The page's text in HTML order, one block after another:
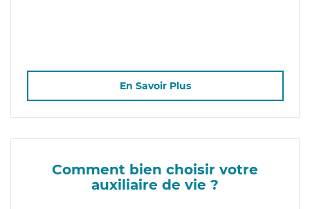
En Savoir Plus
Comment bien choisir votre
auxiliaire de vie ?